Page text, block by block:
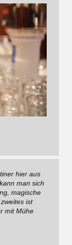
hier aus
man sich
magische
ist
mit Mühe